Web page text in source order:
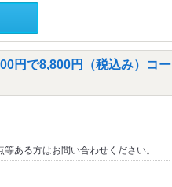
円で8,800円（税込み）コー
ある方はお問い合わせください。